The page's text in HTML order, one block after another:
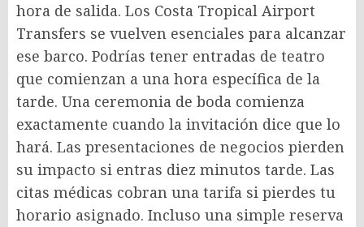
hora de salida. Los Costa Tropical Airport
Transfers se vuelven esenciales para alcanzar
ese barco. Podrías tener entradas de teatro
que comienzan a una hora específica de la
tarde. Una ceremonia de boda comienza
exactamente cuando la invitación dice que lo
hará. Las presentaciones de negocios pierden
su impacto si entras diez minutos tarde. Las
citas médicas cobran una tarifa si pierdes tu
horario asignado. Incluso una simple reserva